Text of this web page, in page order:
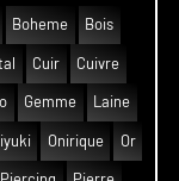
Boheme Bois
Cuir Cuivre
Gemme Laine
Onirique Or